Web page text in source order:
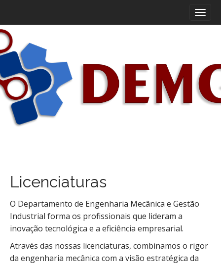
i
n
m
e
n
u
i
p
t
o
o
n
Licenciaturas
O Departamento de Engenharia Mecânica e Gestão
Industrial forma os profissionais que lideram a
inovação tecnológica e a eficiência empresarial.
Através das nossas licenciaturas, combinamos o rigor
da engenharia mecânica com a visão estratégica da